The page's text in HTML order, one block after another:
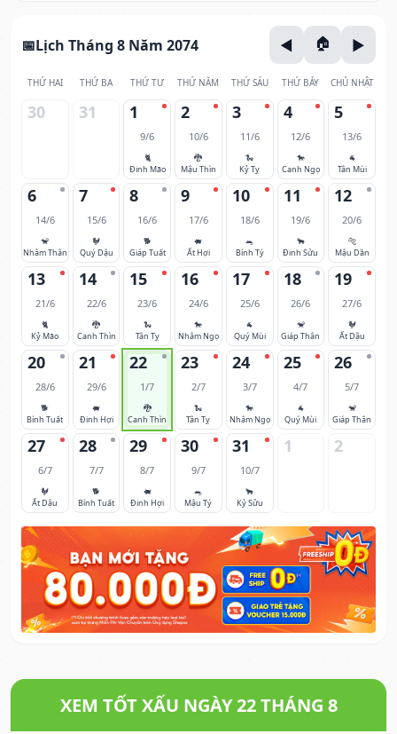
Lịch Tháng 8 Năm 2074
THỨ HAI THỨ BA THỨ TƯ THỨ NĂM THỨ SÁU THỨ BẢY CHỦ NHẬT
30 31 1
9/6
🐈
Đinh Mão
2
10/6
🐉
Mậu Thìn
3
11/6
🐍
Kỷ Tỵ
4
12/6
🐎
Canh Ngọ
5
13/6
🐐
Tân Mùi
6
14/6
🐒
Nhâm Thân
7
15/6
🐓
Quý Dậu
8
16/6
🐕
Giáp Tuất
9
17/6
🐖
Ất Hợi
10
18/6
🐀
Bính Tý
11
19/6
🐂
Đinh Sửu
12
20/6
🐅
Mậu Dần
13
21/6
🐈
Kỷ Mão
14
22/6
🐉
Canh Thìn
15
23/6
🐍
Tân Tỵ
16
24/6
🐎
Nhâm Ngọ
17
25/6
🐐
Quý Mùi
18
26/6
🐒
Giáp Thân
19
27/6
🐓
Ất Dậu
20
28/6
🐕
Bính Tuất
21
29/6
🐖
Đinh Hợi
22
1/7
🐉
Canh Thìn
23
2/7
🐍
Tân Tỵ
24
3/7
🐎
Nhâm Ngọ
25
4/7
🐐
Quý Mùi
26
5/7
🐒
Giáp Thân
27
6/7
🐓
Ất Dậu
28
7/7
🐕
Bính Tuất
29
8/7
🐖
Đinh Hợi
30
9/7
🐀
Mậu Tý
31
10/7
🐂
Kỷ Sửu
1 2
XEM TỐT XẤU NGÀY 22 THÁNG 8